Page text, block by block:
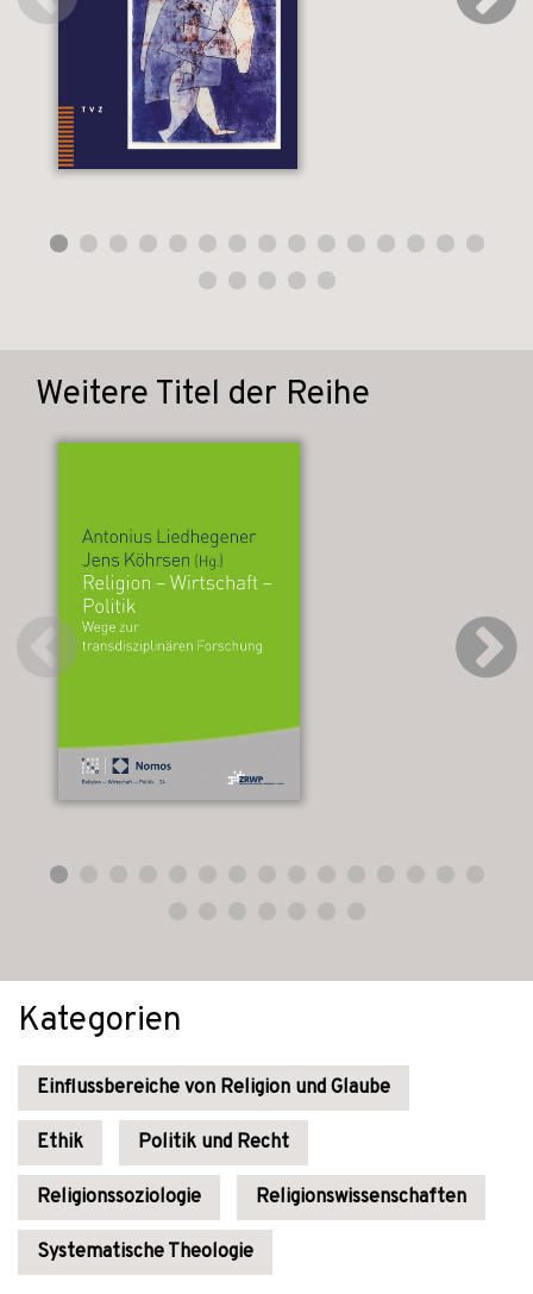
Weitere Titel der Reihe
Kategorien
Einflussbereiche von Religion und Glaube
Ethik Politik und Recht
Religionssoziologie Religionswissenschaften
Systematische Theologie